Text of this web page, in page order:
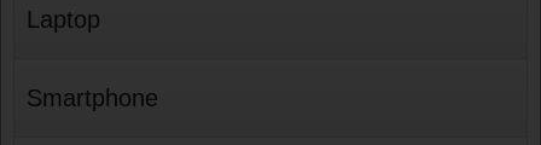
Laptop
Smartphone